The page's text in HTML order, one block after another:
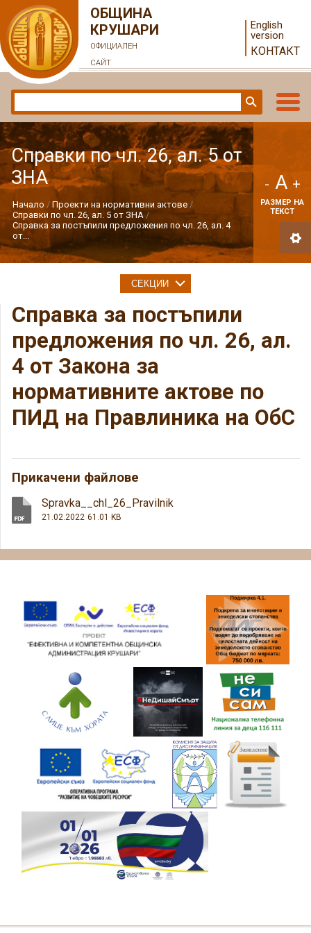
ОБЩИНА
КРУШАРИ
ОФИЦИАЛЕН
САЙТ
English
version
КОНТАКТ
Справки по чл. 26, ал. 5 от
ЗНА
Начало
Проекти на нормативни актове
Справки по чл. 26, ал. 5 от ЗНА
Справка за постъпили предложения по чл. 26, ал. 4
от...
- A +
РАЗМЕР НА
ТЕКСТ
Справка за постъпили
предложения по чл. 26, ал.
4 от Закона за
нормативните актове по
ПИД на Правлиника на ОбС
Прикачени файлове
Spravka__chl_26_Pravilnik
21.02.2022 61.01 KB
СЕКЦИИ